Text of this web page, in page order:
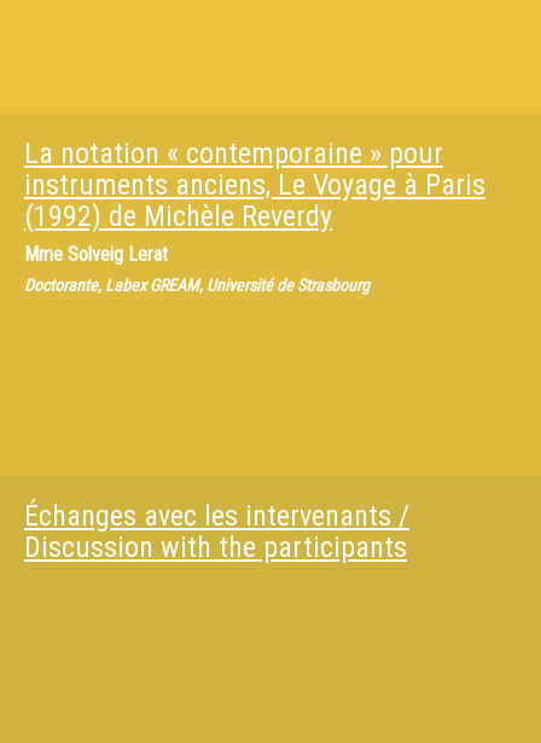
La notation « contemporaine » pour
instruments anciens, Le Voyage à Paris
(1992) de Michèle Reverdy
Mme Solveig Lerat
Doctorante, Labex GREAM, Université de Strasbourg
Échanges avec les intervenants /
Discussion with the participants